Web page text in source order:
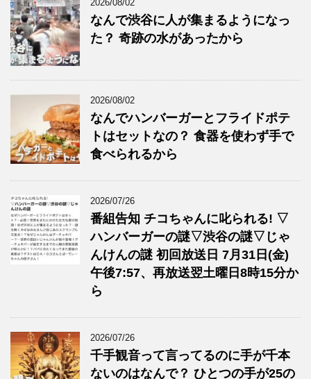
2026/08/02
なんで渋谷に人が集まるようになっ
た？ 奇跡の水があったから
2026/08/02
なんでハンバーガーとフライドポテ
トはセットなの？ 食器を使わず手で
食べられるから
2026/07/26
番組告知 チコちゃんに叱られる! ▽
ハンバーガーの謎▽渋谷の謎▽じゃ
んけんの謎 初回放送日 7月31日(金)
午後7:57、再放送翌土曜日8時15分か
ら
2026/07/26
千手観音って言ってるのに手が千本
ないのはなんで？ ひとつの手が25の